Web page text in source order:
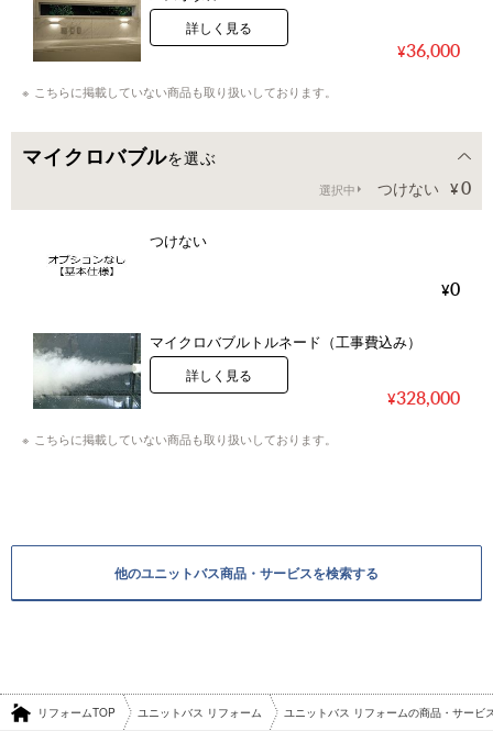
詳しく見る
36,000
こちらに掲載していない商品も取り扱いしております。
マイクロバブルを選ぶ
選択中 つけない 0
つけない
0
マイクロバブルトルネード（工事費込み）
詳しく見る
328,000
こちらに掲載していない商品も取り扱いしております。
他のユニットバス商品・サービスを検索する
リフォームTOP ユニットバス リフォーム ユニットバス リフォームの商品・サービ